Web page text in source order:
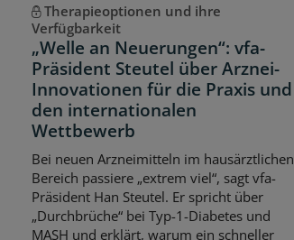
Therapieoptionen und ihre
Verfügbarkeit
„Welle an Neuerungen“: vfa-
Präsident Steutel über Arznei-
Innovationen für die Praxis und
den internationalen
Wettbewerb
Bei neuen Arzneimitteln im hausärztlichen
Bereich passiere „extrem viel“, sagt vfa-
Präsident Han Steutel. Er spricht über
„Durchbrüche“ bei Typ-1-Diabetes und
MASH und erklärt, warum ein schneller